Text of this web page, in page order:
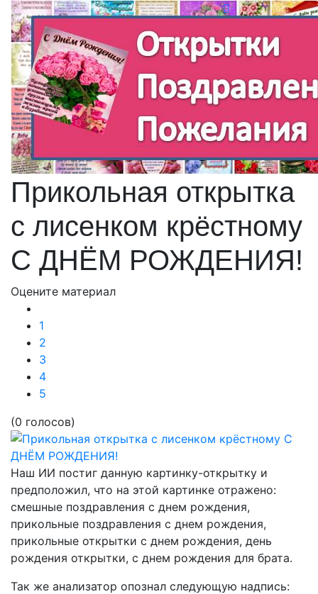
Прикольная открытка
с лисенком крёстному
С ДНЁМ РОЖДЕНИЯ!
Оцените материал
1
2
3
4
5
(0 голосов)
Наш ИИ постиг данную картинку-открытку и
предположил, что на этой картинке отражено:
смешные поздравления с днем рождения,
прикольные поздравления с днем рождения,
прикольные открытки с днем рождения, день
рождения открытки, с днем рождения для брата.
Так же анализатор опознал следующую надпись: